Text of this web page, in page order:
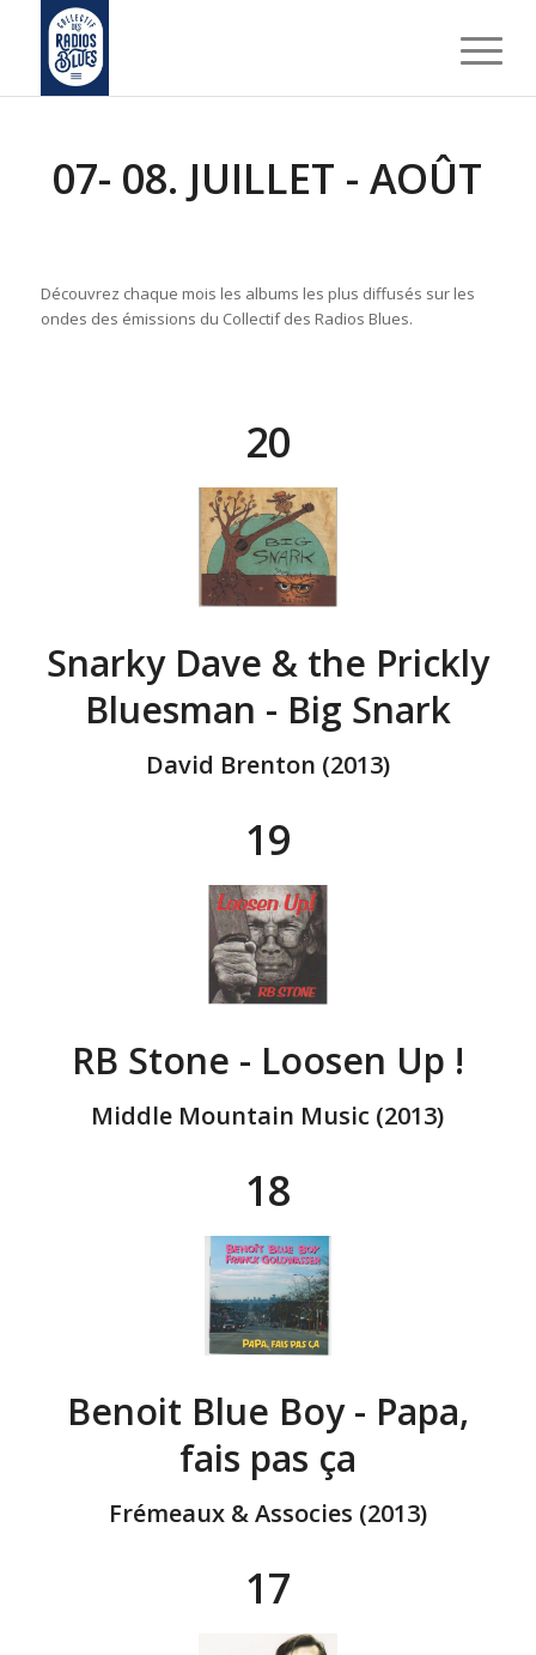
07- 08. JUILLET - AOÛT
Découvrez chaque mois les albums les plus diffusés sur les
ondes des émissions du Collectif des Radios Blues.
20
Snarky Dave & the Prickly
Bluesman - Big Snark
David Brenton (2013)
19
RB Stone - Loosen Up !
Middle Mountain Music (2013)
18
Benoit Blue Boy - Papa,
fais pas ça
Frémeaux & Associes (2013)
17